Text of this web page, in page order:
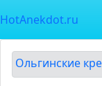
HotAnekdot.ru
Ольгинские